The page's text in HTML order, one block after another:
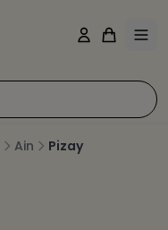
Ain Pizay